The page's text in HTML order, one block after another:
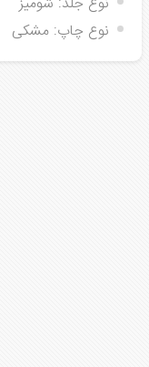
نوع چاپ: مشکی